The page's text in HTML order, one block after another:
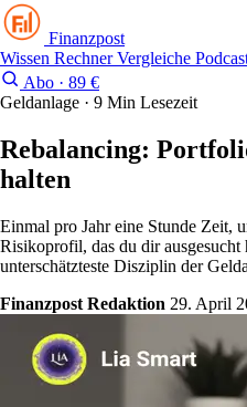
Finanzpost
Wissen RechnerVergleiche
Abo · 89 €
Geldanlage · 9 Min Lesezeit
Rebalancing:
halten
Einmal pro Jahr eine Stunde Zeit,
Risikoprofil, das du dir ausgesucht
unterschätzteste Disziplin der
Finanzpost Redaktion 29. April